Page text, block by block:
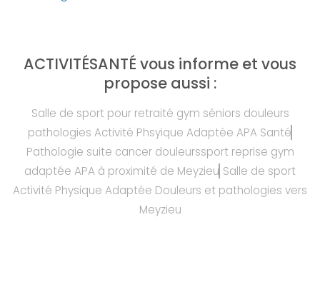
ACTIVITÉSANTÉ vous informe et vous
propose aussi :
Salle de sport pour retraité gym séniors douleurs
pathologies Activité Phsyique Adaptée APA Santé
Pathologie suite cancer douleurssport reprise gym
adaptée APA à proximité de Meyzieu Salle de sport
Activité Physique Adaptée Douleurs et pathologies vers
Meyzieu